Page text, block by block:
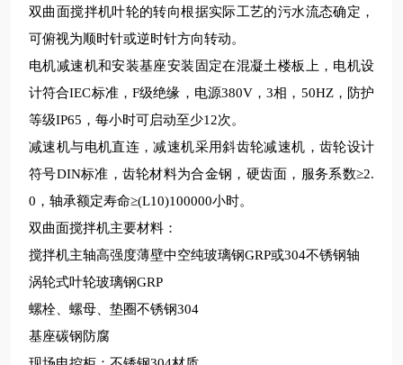
双曲面搅拌机叶轮的转向根据实际工艺的污水流态确定，
可俯视为顺时针或逆时针方向转动。
电机减速机和安装基座安装固定在混凝土楼板上，电机设
计符合IEC标准，F级绝缘，电源380V，3相，50HZ，防护
等级IP65，每小时可启动至少12次。
减速机与电机直连，减速机采用斜齿轮减速机，齿轮设计
符号DIN标准，齿轮材料为合金钢，硬齿面，服务系数≥2.
0，轴承额定寿命≥(L10)100000小时。
双曲面搅拌机主要材料 ：
搅拌机主轴高强度薄壁中空纯玻璃钢GRP或304不锈钢轴
涡轮式叶轮玻璃钢GRP
螺栓、螺母、垫圈不锈钢304
基座碳钢防腐